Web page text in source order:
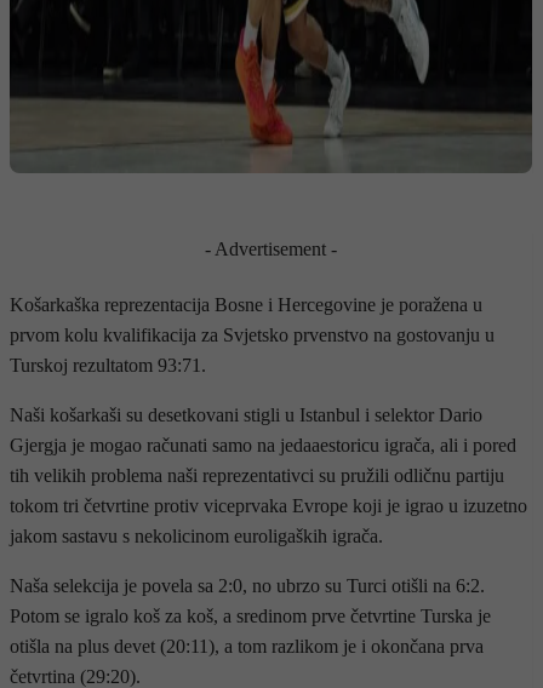
- Advertisement -
Košarkaška reprezentacija Bosne i Hercegovine je poražena u
prvom kolu kvalifikacija za Svjetsko prvenstvo na gostovanju u
Turskoj rezultatom 93:71.
Naši košarkaši su desetkovani stigli u Istanbul i selektor Dario
Gjergja je mogao računati samo na jedaaestoricu igrača, ali i pored
tih velikih problema naši reprezentativci su pružili odličnu partiju
tokom tri četvrtine protiv viceprvaka Evrope koji je igrao u izuzetno
jakom sastavu s nekolicinom euroligaških igrača.
Naša selekcija je povela sa 2:0, no ubrzo su Turci otišli na 6:2.
Potom se igralo koš za koš, a sredinom prve četvrtine Turska je
otišla na plus devet (20:11), a tom razlikom je i okončana prva
četvrtina (29:20).